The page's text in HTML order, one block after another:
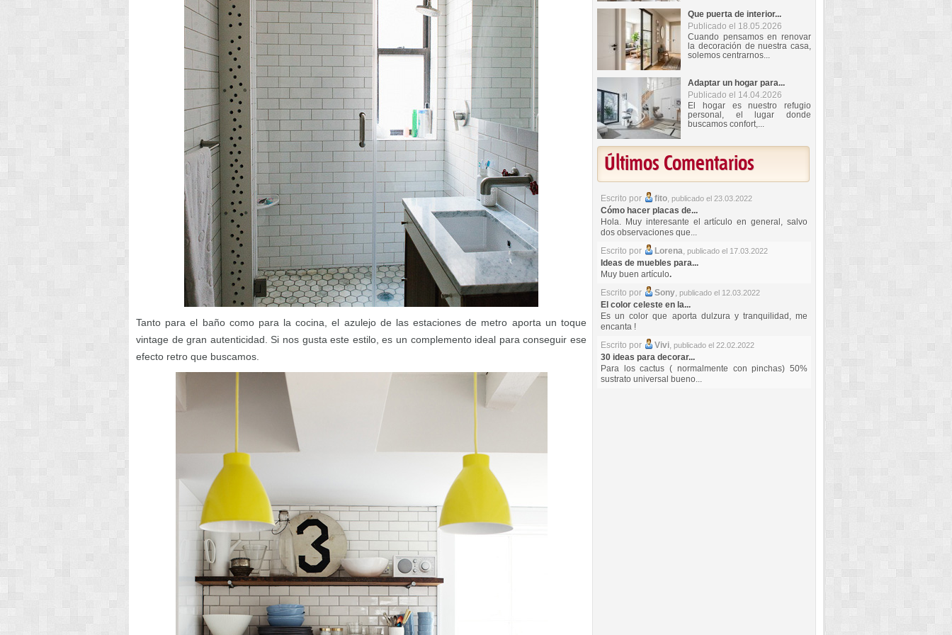
Tanto para el baño como para la cocina, el azulejo de las estaciones de metro aporta un toque
vintage de gran autenticidad. Si nos gusta este estilo, es un complemento ideal para conseguir ese
efecto retro que buscamos.
Que puerta de interior...
Publicado el 18.05.2026
Cuando pensamos en renovar
la decoración de nuestra casa,
solemos centrarnos...
Adaptar un hogar para...
Publicado el 14.04.2026
El hogar es nuestro refugio
personal, el lugar donde
buscamos confort,...
Últimos Comentarios
Escrito por fito, publicado el 23.03.2022
Cómo hacer placas de...
Hola. Muy interesante el artículo en general, salvo
dos observaciones que...
Escrito por
Lorena, publicado el 17.03.2022
Ideas de muebles para...
Muy buen artículo.
Escrito por
Sony, publicado el 12.03.2022
El color celeste en la...
Es un color que aporta dulzura y tranquilidad, me
encanta !
Escrito por
Vivi, publicado el 22.02.2022
30 ideas para decorar...
Para los cactus ( normalmente con pinchas) 50%
sustrato universal bueno...